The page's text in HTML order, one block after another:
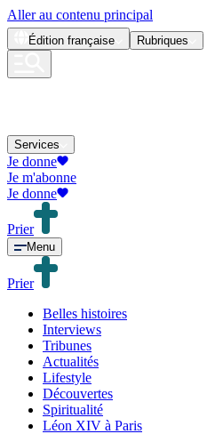
Aller au contenu principal
Édition française Rubriques
Services
Je donne
Je m'abonne
Je donne
Prier
Menu
Prier
Belles histoires
Interviews
Tribunes
Actualités
Lifestyle
Découvertes
Spiritualité
Léon XIV à Paris